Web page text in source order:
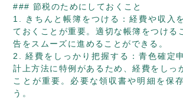
### 節税のためにしておくこと
1. きちんと帳簿をつける：経費や収入
ておくことが重要。適切な帳簿をつける
告をスムーズに進めることができる。
2. 経費をしっかり把握する：青色確定
計上方法に特例があるため、経費をしっ
ことが重要。必要な領収書や明細を保
う。